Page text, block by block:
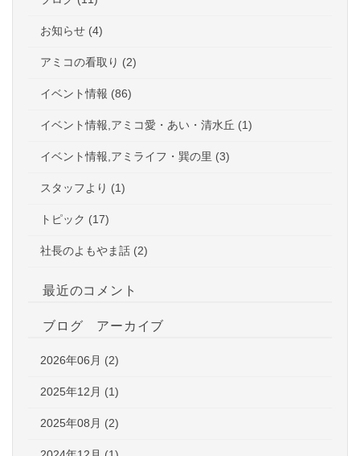
お知らせ (4)
アミコの看取り (2)
イベント情報 (86)
イベント情報,アミコ愛・あい・清水丘 (1)
イベント情報,アミライフ・巽の里 (3)
スタッフより (1)
トピック (17)
社長のよもやま話 (2)
最近のコメント
ブログ アーカイブ
2026年06月 (2)
2025年12月 (1)
2025年08月 (2)